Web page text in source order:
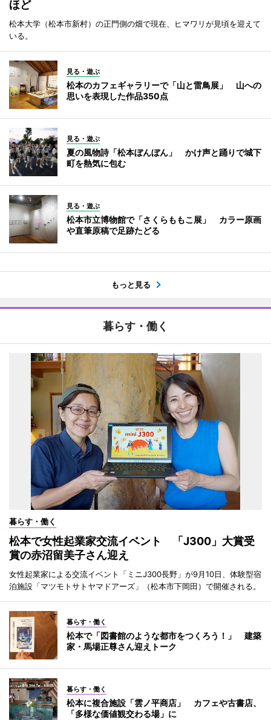
ほど
松本大学（松本市新村）の正門側の畑で現在、ヒマワリが見頃を迎えて
いる。
見る・遊ぶ
松本のカフェギャラリーで「山と雷鳥展」 山への
思いを表現した作品350点
見る・遊ぶ
夏の風物詩「松本ぼんぼん」 かけ声と踊りで城下
町を熱気に包む
見る・遊ぶ
松本市立博物館で「さくらももこ展」 カラー原画
や直筆原稿で足跡たどる
もっと見る
暮らす・働く
暮らす・働く
松本で女性起業家交流イベント 「J300」大賞受
賞の赤沼留美子さん迎え
女性起業家による交流イベント「ミニJ300長野」が9月10日、体験型宿
泊施設「マツモトサトヤマドアーズ」（松本市下岡田）で開催される。
暮らす・働く
松本で「図書館のような都市をつくろう！」 建築
家・馬場正尊さん迎えトーク
暮らす・働く
松本に複合施設「雲ノ平商店」 カフェや古書店、
「多様な価値観交わる場」に